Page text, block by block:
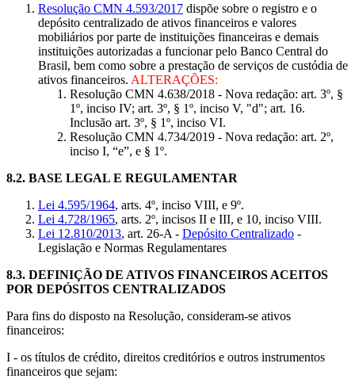
Resolução CMN 4.593/2017 dispõe sobre o registro e o
depósito centralizado de ativos financeiros e valores
mobiliários por parte de instituições financeiras e demais
instituições autorizadas a funcionar pelo Banco Central do
Brasil, bem como sobre a prestação de serviços de custódia de
ativos financeiros. ALTERAÇÕES:
Resolução CMN 4.638/2018 - Nova redação: art. 3º, §
1º, inciso IV; art. 3º, § 1º, inciso V, "d"; art. 16.
Inclusão art. 3º, § 1º, inciso VI.
Resolução CMN 4.734/2019 - Nova redação: art. 2º,
inciso I, “e”, e § 1º.
8.2. BASE LEGAL E REGULAMENTAR
Lei 4.595/1964, arts. 4º, inciso VIII, e 9º.
Lei 4.728/1965, arts. 2º, incisos II e III, e 10, inciso VIII.
Lei 12.810/2013, art. 26-A - Depósito Centralizado -
Legislação e Normas Regulamentares
8.3. DEFINIÇÃO DE ATIVOS FINANCEIROS ACEITOS
POR DEPÓSITOS CENTRALIZADOS
Para fins do disposto na Resolução, consideram-se ativos
financeiros:
I - os títulos de crédito, direitos creditórios e outros instrumentos
financeiros que sejam: